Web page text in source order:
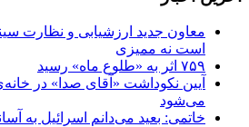
معاون جدید ارزشیابی و نظارت
است نه ممیزی
۷۵۹ اثر به «طلوع ماه» رسید
آیین نکوداشت «آقای صدا» در
می‌شود
خاتمی: بعید می‌دانم اسرائیل به